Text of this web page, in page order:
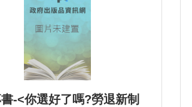
-<你選好了嗎?勞退新制